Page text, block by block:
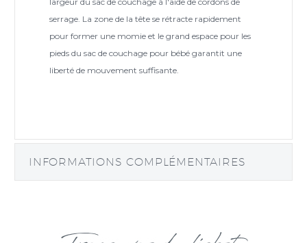
serrage. La zone de la tête se rétracte rapidement
pour former une momie et le grand espace pour les
pieds du sac de couchage pour bébé garantit une
liberté de mouvement suffisante.
INFORMATIONS COMPLÉMENTAIRES